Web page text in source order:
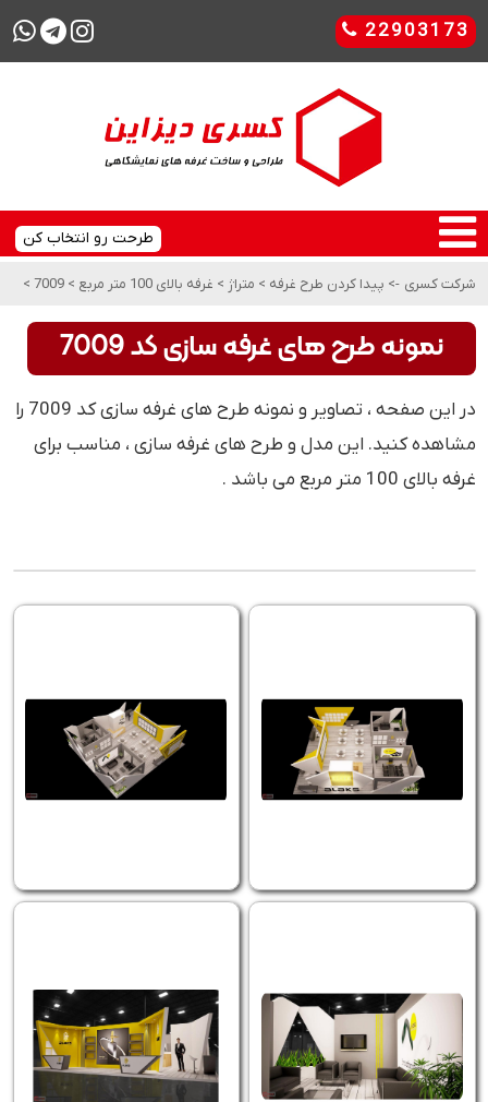
22903173
طرحت رو انتخاب کن
شرکت کسری -> پیدا کردن طرح غرفه > متراژ > غرفه بالای 100 متر مربع >
7009
>
نمونه طرح های غرفه سازی کد 7009
در این صفحه ، تصاویر و نمونه طرح های غرفه سازی کد 7009 را
مشاهده کنید. این مدل و طرح های غرفه سازی ، مناسب برای
غرفه بالای 100 متر مربع می باشد .